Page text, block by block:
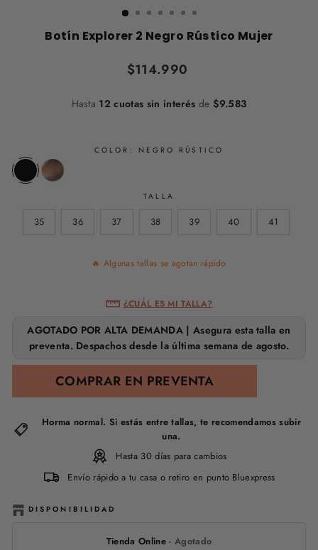
Botín Explorer 2 Negro Rústico Mujer
Precio
habitual
$114.990
Hasta 12 cuotas sin interés de $9.583
COLOR: NEGRO RÚSTICO
TALLA
35 36 37 38 39 40 41
🔥 Algunas tallas se agotan rápido
¿CUÁL ES MI TALLA?
COMPRAR EN PREVENTA
AGOTADO POR ALTA DEMANDA | Asegura esta talla en
preventa. Despachos desde la última semana de agosto.
Horma normal. Si estás entre tallas, te recomendamos subir
una.
Hasta 30 días para cambios
Envío rápido a tu casa o retiro en punto Bluexpress
DISPONIBILIDAD
Tienda Online- Agotado